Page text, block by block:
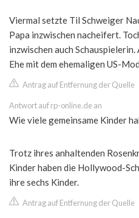
Viermal setzte Til Schweiger
Papa inzwischen nacheifert.
inzwischen auch
Ehe mit dem ehemaligen US-
Antrag auf Entfernung der Quelle
Antwort auf rp-online.de an
Wie viele gemeinsame Kinder
Trotz ihres anhaltenden
Kinder haben die Hollywood-
ihre sechs Kinder.
Antrag auf Entfernung der Quelle